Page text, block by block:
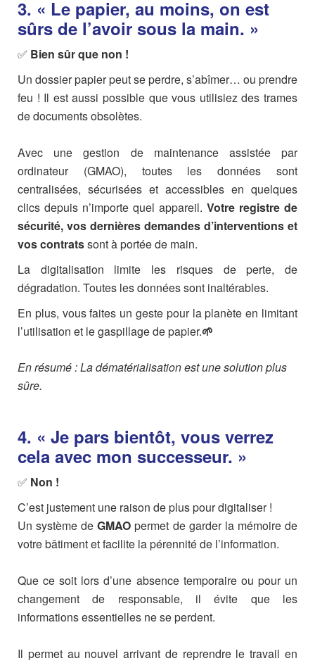
3. « Le papier, au moins, on est
sûrs de l’avoir sous la main. »
✅ Bien sûr que non !
Un dossier papier peut se perdre, s’abîmer… ou prendre
feu ! Il est aussi possible que vous utilisiez des trames
de documents obsolètes.
Avec une gestion de maintenance assistée par
ordinateur (GMAO), toutes les données sont
centralisées, sécurisées et accessibles en quelques
clics depuis n’importe quel appareil. Votre registre de
sécurité, vos dernières demandes d’interventions et
vos contratssont à portée de main.
La digitalisation limite les risques de perte, de
dégradation. Toutes les données sont inaltérables.
En plus, vous faites un geste pour la planète en limitant
l’utilisation et le gaspillage de papier.🌱
En résumé : La dématérialisation est une solution plus
sûre.
4. « Je pars bientôt, vous verrez
cela avec mon successeur. »
✅ Non !
C’est justement une raison de plus pour digitaliser !
Un système deGMAOpermet de garder la mémoire de
votre bâtiment et facilite la pérennité de l’information.
Que ce soit lors d’une absence temporaire ou pour un
changement de responsable, il évite que les
informations essentielles ne se perdent.
Il permet au nouvel arrivant de reprendre le travail en